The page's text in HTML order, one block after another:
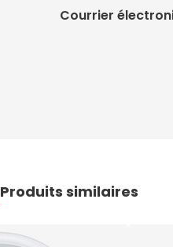
Courrier
Produits similaires